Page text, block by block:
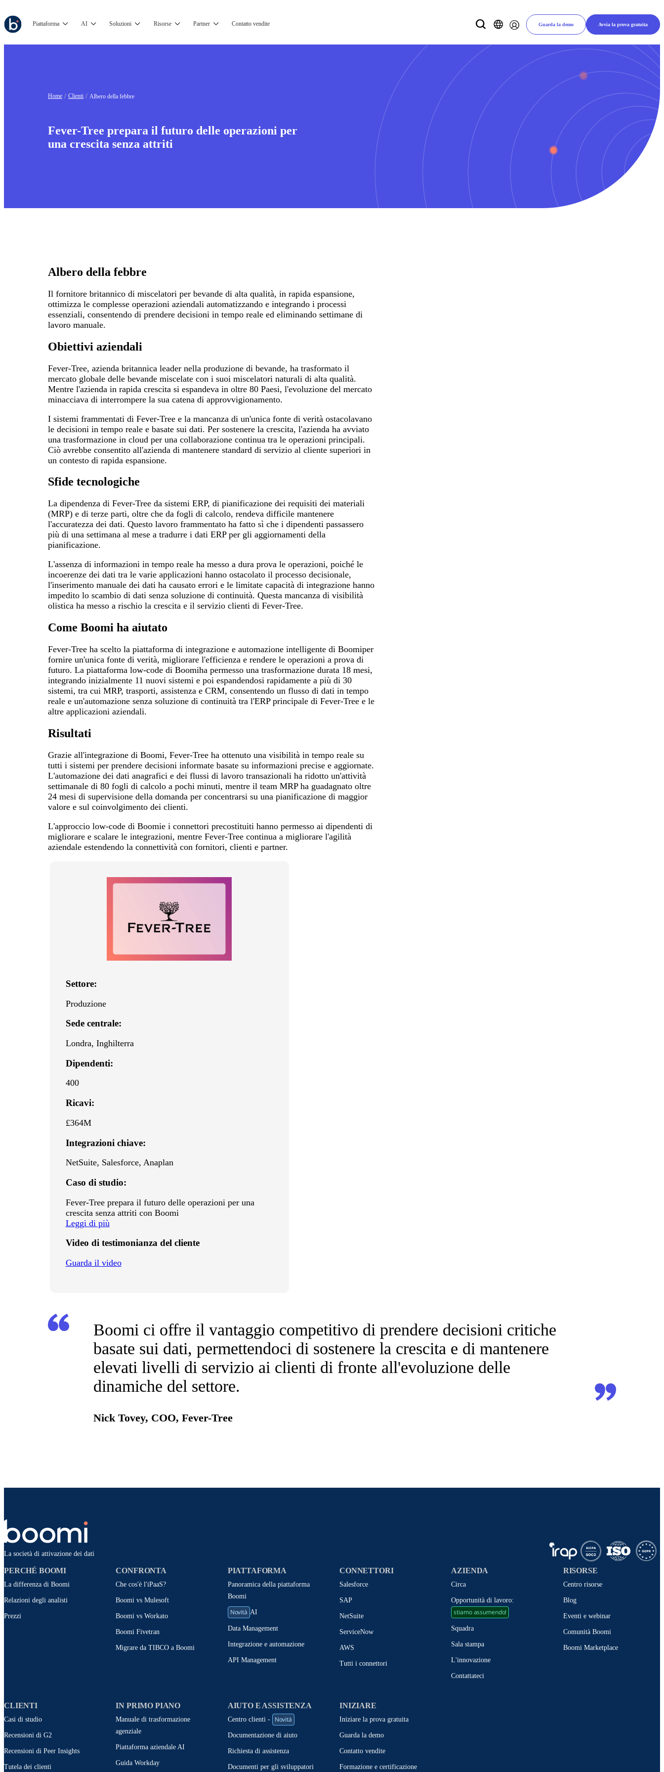
Piattaforma AI Soluzioni Risorse Partner Contatto vendite Guarda la demo Avvia la prova gratuita
Home Clienti Albero della febbre
Fever-Tree prepara il futuro delle operazioni per
una crescita senza attriti
Albero della febbre
Il fornitore britannico di miscelatori per bevande di alta qualità, in rapida espansione,
ottimizza le complesse operazioni aziendali automatizzando e integrando i processi
essenziali, consentendo di prendere decisioni in tempo reale ed eliminando settimane di
lavoro manuale.
Obiettivi aziendali
Fever-Tree, azienda britannica leader nella produzione di bevande, ha trasformato il
mercato globale delle bevande miscelate con i suoi miscelatori naturali di alta qualità.
Mentre l'azienda in rapida crescita si espandeva in oltre 80 Paesi, l'evoluzione del mercato
minacciava di interrompere la sua catena di approvvigionamento.
I sistemi frammentati di Fever-Tree e la mancanza di un'unica fonte di verità ostacolavano
le decisioni in tempo reale e basate sui dati. Per sostenere la crescita, l'azienda ha avviato
una trasformazione in cloud per una collaborazione continua tra le operazioni principali.
Ciò avrebbe consentito all'azienda di mantenere standard di servizio al cliente superiori in
un contesto di rapida espansione.
Sfide tecnologiche
La dipendenza di Fever-Tree da sistemi ERP, di pianificazione dei requisiti dei materiali
(MRP) e di terze parti, oltre che da fogli di calcolo, rendeva difficile mantenere
l'accuratezza dei dati. Questo lavoro frammentato ha fatto sì che i dipendenti passassero
più di una settimana al mese a tradurre i dati ERP per gli aggiornamenti della
pianificazione.
L'assenza di informazioni in tempo reale ha messo a dura prova le operazioni, poiché le
incoerenze dei dati tra le varie applicazioni hanno ostacolato il processo decisionale,
l'inserimento manuale dei dati ha causato errori e le limitate capacità di integrazione hanno
impedito lo scambio di dati senza soluzione di continuità. Questa mancanza di visibilità
olistica ha messo a rischio la crescita e il servizio clienti di Fever-Tree.
Come Boomi ha aiutato
Fever-Tree ha scelto la piattaforma di integrazione e automazione intelligente di Boomiper
fornire un'unica fonte di verità, migliorare l'efficienza e rendere le operazioni a prova di
futuro. La piattaforma low-code di Boomiha permesso una trasformazione durata 18 mesi,
integrando inizialmente 11 nuovi sistemi e poi espandendosi rapidamente a più di 30
sistemi, tra cui MRP, trasporti, assistenza e CRM, consentendo un flusso di dati in tempo
reale e un'automazione senza soluzione di continuità tra l'ERP principale di Fever-Tree e le
altre applicazioni aziendali.
Risultati
Grazie all'integrazione di Boomi, Fever-Tree ha ottenuto una visibilità in tempo reale su
tutti i sistemi per prendere decisioni informate basate su informazioni precise e aggiornate.
L'automazione dei dati anagrafici e dei flussi di lavoro transazionali ha ridotto un'attività
settimanale di 80 fogli di calcolo a pochi minuti, mentre il team MRP ha guadagnato oltre
24 mesi di supervisione della domanda per concentrarsi su una pianificazione di maggior
valore e sul coinvolgimento dei clienti.
L'approccio low-code di Boomie i connettori precostituiti hanno permesso ai dipendenti di
migliorare e scalare le integrazioni, mentre Fever-Tree continua a migliorare l'agilità
aziendale estendendo la connettività con fornitori, clienti e partner.
Settore:
Produzione
Sede centrale:
Londra, Inghilterra
Dipendenti:
400
Ricavi:
£364M
Integrazioni chiave:
NetSuite, Salesforce, Anaplan
Caso di studio:
Fever-Tree prepara il futuro delle operazioni per una
crescita senza attriti con Boomi
Leggi di più
Video di testimonianza del cliente
Guarda il video
Boomi ci offre il vantaggio competitivo di prendere decisioni critiche
basate sui dati, permettendoci di sostenere la crescita e di mantenere
elevati livelli di servizio ai clienti di fronte all'evoluzione delle
dinamiche del settore.
Nick Tovey, COO, Fever-Tree
La società di attivazione dei dati
PERCHÉ BOOMI
La differenza di Boomi
Relazioni degli analisti
Prezzi
CONFRONTA
Che cos'è l'iPaaS?
Boomi vs Mulesoft
Boomi vs Workato
Boomi Fivetran
Migrare da TIBCO a Boomi
PIATTAFORMA
Panoramica della piattaforma
Boomi
Novità AI
Data Management
Integrazione e automazione
API Management
CONNETTORI
Salesforce
SAP
NetSuite
ServiceNow
AWS
Tutti i connettori
AZIENDA
Circa
Opportunità di lavoro:
stiamo assumendo!
Squadra
Sala stampa
L'innovazione
Contattateci
RISORSE
Centro risorse
Blog
Eventi e webinar
Comunità Boomi
Boomi Marketplace
CLIENTI
Casi di studio
Recensioni di G2
Recensioni di Peer Insights
Tutela dei clienti
IN PRIMO PIANO
Manuale di trasformazione
agenziale
Piattaforma aziendale AI
Guida Workday
AIUTO E ASSISTENZA
Centro clienti - Novità
Documentazione di aiuto
Richiesta di assistenza
Documenti per gli sviluppatori
INIZIARE
Iniziare la prova gratuita
Guarda la demo
Contatto vendite
Formazione e certificazione